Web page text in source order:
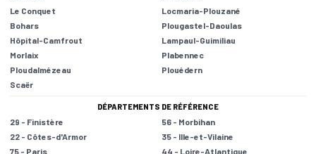
Le Conquet
Locmaria-Plouzané
Bohars
Plougastel-Daoulas
Hôpital-Camfrout
Lampaul-Guimiliau
Morlaix
Plabennec
Ploudalmézeau
Plouédern
Scaër
DÉPARTEMENTS DE RÉFÉRENCE
29 - Finistère
56 - Morbihan
22 - Côtes-d'Armor
35 - Ille-et-Vilaine
75 - Paris
44 - Loire-Atlantique